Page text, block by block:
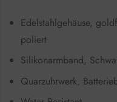
Edelstahlgehäuse,
poliert
Silikonarmband,
Quarzuhrwerk,